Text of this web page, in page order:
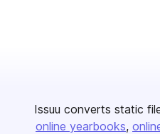
Issuu converts static
online yearbooks